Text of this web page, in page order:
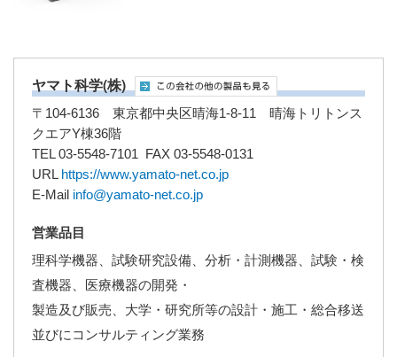
ヤマト科学(株)
〒104-6136 東京都中央区晴海1-8-11 晴海トリトンス
クエアY棟36階
TEL 03-5548-7101 FAX 03-5548-0131
URL https://www.yamato-net.co.jp
E-Mail info@yamato-net.co.jp
営業品目
理科学機器、試験研究設備、分析・計測機器、試験・検
査機器、医療機器の開発・
製造及び販売、大学・研究所等の設計・施工・総合移送
並びにコンサルティング業務